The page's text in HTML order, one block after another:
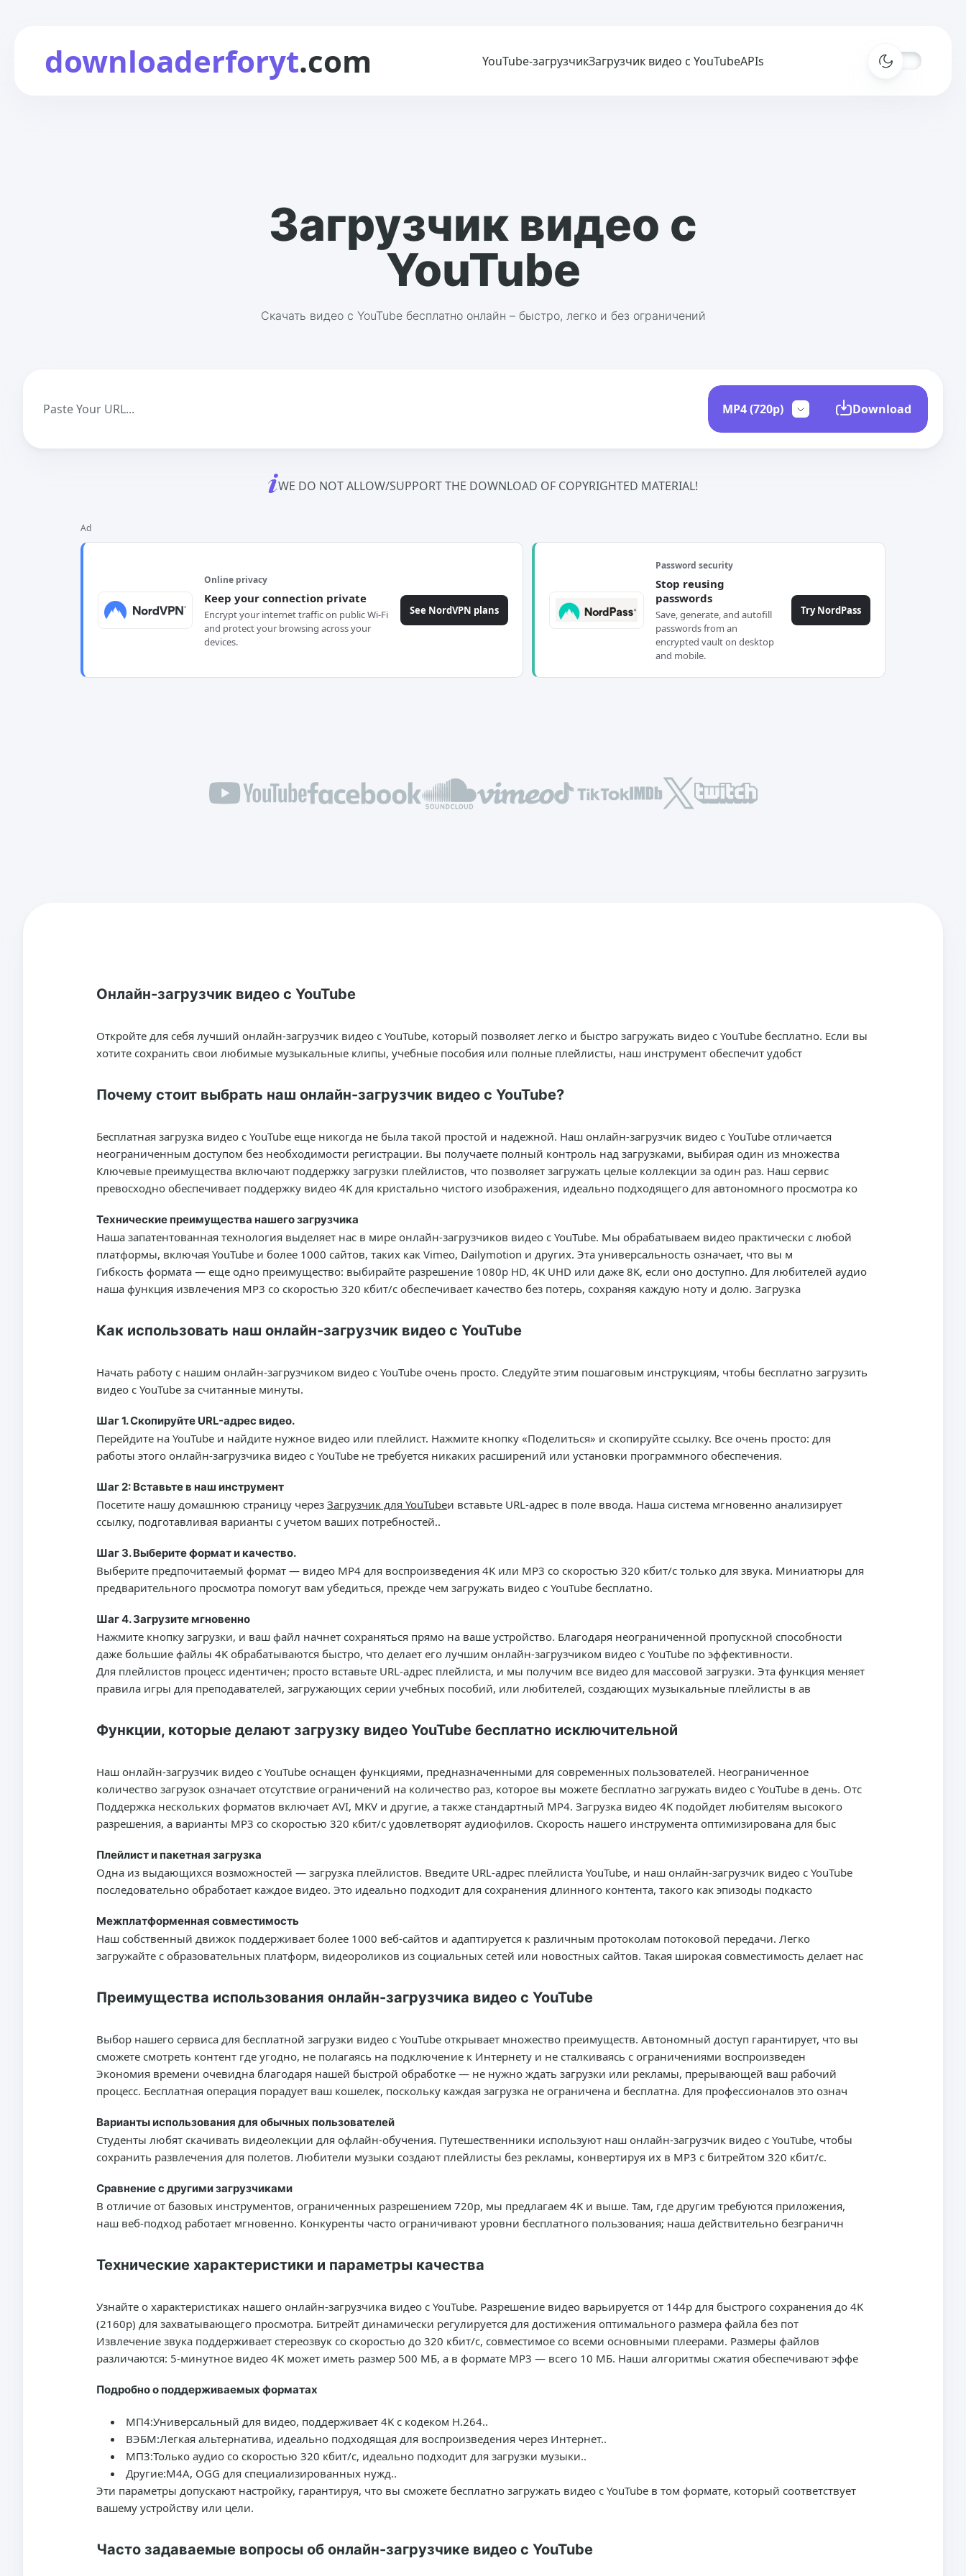
downloaderforyt.com YouTube-загрузчикЗагрузчик видео с YouTubeAPIs
Загрузчик видео с
YouTube
Скачать видео с YouTube бесплатно онлайн – быстро, легко и без ограничений
Download
WE DO NOT ALLOW/SUPPORT THE DOWNLOAD OF COPYRIGHTED MATERIAL!
Ad
Online privacy
Keep your connection private
Encrypt your internet traffic on public Wi-Fi
and protect your browsing across your
devices.
See NordVPN plans
Password security
Stop reusing
passwords
Save, generate, and autofill
passwords from an
encrypted vault on desktop
and mobile.
Try NordPass
Онлайн-загрузчик видео с YouTube
Откройте для себя лучший онлайн-загрузчик видео с YouTube, который позволяет легко и быстро загружать видео с YouTube бесплатно. Если вы
хотите сохранить свои любимые музыкальные клипы, учебные пособия или полные плейлисты, наш инструмент обеспечит удобст
Почему стоит выбрать наш онлайн-загрузчик видео с YouTube?
Бесплатная загрузка видео с YouTube еще никогда не была такой простой и надежной. Наш онлайн-загрузчик видео с YouTube отличается
неограниченным доступом без необходимости регистрации. Вы получаете полный контроль над загрузками, выбирая один из множества
Ключевые преимущества включают поддержку загрузки плейлистов, что позволяет загружать целые коллекции за один раз. Наш сервис
превосходно обеспечивает поддержку видео 4K для кристально чистого изображения, идеально подходящего для автономного просмотра ко
Технические преимущества нашего загрузчика
Наша запатентованная технология выделяет нас в мире онлайн-загрузчиков видео с YouTube. Мы обрабатываем видео практически с любой
платформы, включая YouTube и более 1000 сайтов, таких как Vimeo, Dailymotion и других. Эта универсальность означает, что вы м
Гибкость формата — еще одно преимущество: выбирайте разрешение 1080p HD, 4K UHD или даже 8K, если оно доступно. Для любителей аудио
наша функция извлечения MP3 со скоростью 320 кбит/с обеспечивает качество без потерь, сохраняя каждую ноту и долю. Загрузка
Как использовать наш онлайн-загрузчик видео с YouTube
Начать работу с нашим онлайн-загрузчиком видео с YouTube очень просто. Следуйте этим пошаговым инструкциям, чтобы бесплатно загрузить
видео с YouTube за считанные минуты.
Шаг 1. Скопируйте URL-адрес видео.
Перейдите на YouTube и найдите нужное видео или плейлист. Нажмите кнопку «Поделиться» и скопируйте ссылку. Все очень просто: для
работы этого онлайн-загрузчика видео с YouTube не требуется никаких расширений или установки программного обеспечения.
Шаг 2: Вставьте в наш инструмент
Посетите нашу домашнюю страницу через Загрузчик для YouTubeи вставьте URL-адрес в поле ввода. Наша система мгновенно анализирует
ссылку, подготавливая варианты с учетом ваших потребностей..
Шаг 3. Выберите формат и качество.
Выберите предпочитаемый формат — видео MP4 для воспроизведения 4K или MP3 со скоростью 320 кбит/с только для звука. Миниатюры для
предварительного просмотра помогут вам убедиться, прежде чем загружать видео с YouTube бесплатно.
Шаг 4. Загрузите мгновенно
Нажмите кнопку загрузки, и ваш файл начнет сохраняться прямо на ваше устройство. Благодаря неограниченной пропускной способности
даже большие файлы 4K обрабатываются быстро, что делает его лучшим онлайн-загрузчиком видео с YouTube по эффективности.
Для плейлистов процесс идентичен; просто вставьте URL-адрес плейлиста, и мы получим все видео для массовой загрузки. Эта функция меняет
правила игры для преподавателей, загружающих серии учебных пособий, или любителей, создающих музыкальные плейлисты в ав
Функции, которые делают загрузку видео YouTube бесплатно исключительной
Наш онлайн-загрузчик видео с YouTube оснащен функциями, предназначенными для современных пользователей. Неограниченное
количество загрузок означает отсутствие ограничений на количество раз, которое вы можете бесплатно загружать видео с YouTube в день. Отс
Поддержка нескольких форматов включает AVI, MKV и другие, а также стандартный MP4. Загрузка видео 4K подойдет любителям высокого
разрешения, а варианты MP3 со скоростью 320 кбит/с удовлетворят аудиофилов. Скорость нашего инструмента оптимизирована для быс
Плейлист и пакетная загрузка
Одна из выдающихся возможностей — загрузка плейлистов. Введите URL-адрес плейлиста YouTube, и наш онлайн-загрузчик видео с YouTube
последовательно обработает каждое видео. Это идеально подходит для сохранения длинного контента, такого как эпизоды подкасто
Межплатформенная совместимость
Наш собственный движок поддерживает более 1000 веб-сайтов и адаптируется к различным протоколам потоковой передачи. Легко
загружайте с образовательных платформ, видеороликов из социальных сетей или новостных сайтов. Такая широкая совместимость делает нас
Преимущества использования онлайн-загрузчика видео с YouTube
Выбор нашего сервиса для бесплатной загрузки видео с YouTube открывает множество преимуществ. Автономный доступ гарантирует, что вы
сможете смотреть контент где угодно, не полагаясь на подключение к Интернету и не сталкиваясь с ограничениями воспроизведен
Экономия времени очевидна благодаря нашей быстрой обработке — не нужно ждать загрузки или рекламы, прерывающей ваш рабочий
процесс. Бесплатная операция порадует ваш кошелек, поскольку каждая загрузка не ограничена и бесплатна. Для профессионалов это означ
Варианты использования для обычных пользователей
Студенты любят скачивать видеолекции для офлайн-обучения. Путешественники используют наш онлайн-загрузчик видео с YouTube, чтобы
сохранить развлечения для полетов. Любители музыки создают плейлисты без рекламы, конвертируя их в MP3 с битрейтом 320 кбит/с.
Сравнение с другими загрузчиками
В отличие от базовых инструментов, ограниченных разрешением 720p, мы предлагаем 4K и выше. Там, где другим требуются приложения,
наш веб-подход работает мгновенно. Конкуренты часто ограничивают уровни бесплатного пользования; наша действительно безграничн
Технические характеристики и параметры качества
Узнайте о характеристиках нашего онлайн-загрузчика видео с YouTube. Разрешение видео варьируется от 144p для быстрого сохранения до 4K
(2160p) для захватывающего просмотра. Битрейт динамически регулируется для достижения оптимального размера файла без пот
Извлечение звука поддерживает стереозвук со скоростью до 320 кбит/с, совместимое со всеми основными плеерами. Размеры файлов
различаются: 5-минутное видео 4K может иметь размер 500 МБ, а в формате MP3 — всего 10 МБ. Наши алгоритмы сжатия обеспечивают эффе
Подробно о поддерживаемых форматах
МП4:Универсальный для видео, поддерживает 4K с кодеком H.264..
ВЭБМ:Легкая альтернатива, идеально подходящая для воспроизведения через Интернет..
МП3:Только аудио со скоростью 320 кбит/с, идеально подходит для загрузки музыки..
Другие:M4A, OGG для специализированных нужд..
Эти параметры допускают настройку, гарантируя, что вы сможете бесплатно загружать видео с YouTube в том формате, который соответствует
вашему устройству или цели.
Часто задаваемые вопросы об онлайн-загрузчике видео с YouTube